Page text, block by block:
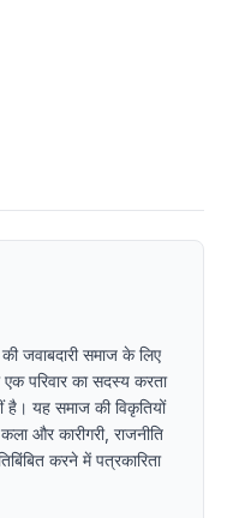
जवाबदारी समाज के लिए
परिवार का सदस्य करता
है। यह समाज की विकृतियों
और कारीगरी, राजनीति
करने में पत्रकारिता